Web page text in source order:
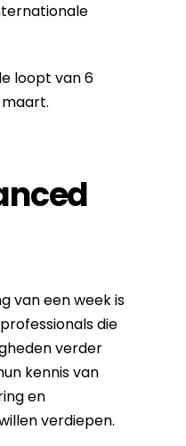
loopt van 6
van een week is
die
verder
kennis van
en
verdiepen.